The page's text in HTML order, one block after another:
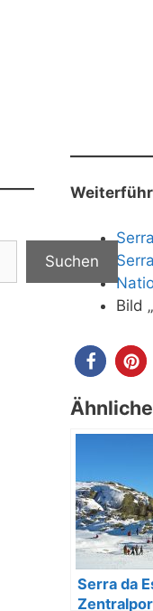
Bild „
Serra da
Suchen